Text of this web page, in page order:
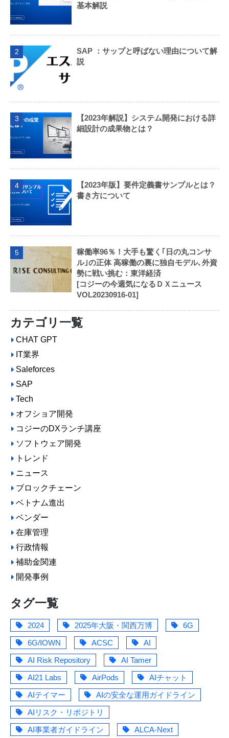
基本解説
2
SAP ：サップと呼ばない理由について解
説
3
【2023年解説】システム開発における詳
細設計の成果物とは？
4
【2023年版】要件定義書サンプルとは？
書き方について
5
稼働率96％！大手も驚く｢日の丸コンサ
ル｣の正体 高稼働の裏に独自モデル､外資
勢に戦い挑む：東洋経済
[コジーの今週気になるＤＸニュース
VOL20230916-01]
カテゴリ一覧
CHAT GPT
IT業界
Saleforces
SAP
Tech
オフショア開発
コジーのDXランチ講座
ソフトウェア開発
トレンド
ニュース
ブロックチェーン
ベトナム進出
ベンダー
在庫管理
行政情報
補助金関連
開発事例
タグ一覧
2024 2025年大阪・関西万博
6G
6G/IOWN
ACSC
AI
AI Risk Repository
AI Tamer
AI21 Labs
AirPods
AIチャット
AIテイマー
AIの安全な運用ガイドライン
AIリスク・リポジトリ
AI事業者ガイドライン
ALCA-Next